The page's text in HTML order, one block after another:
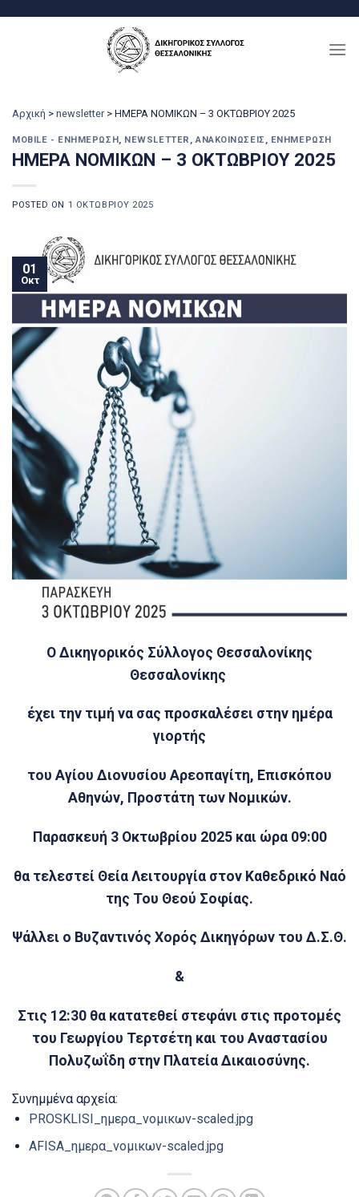
Αρχική > newsletter > ΗΜΕΡΑ ΝΟΜΙΚΩΝ – 3 ΟΚΤΩΒΡΙΟΥ 2025
MOBILE - ΕΝΗΜΈΡΩΣΗ, NEWSLETTER ,ΑΝΑΚΟΙΝΏΣΕΙΣ , ΕΝΗΜΈΡΩΣΗ
ΗΜΕΡΑ ΝΟΜΙΚΩΝ – 3 ΟΚΤΩΒΡΙΟΥ 2025
POSTED ON 1 ΟΚΤΩΒΡΊΟΥ 2025
01
Οκτ
Ο Δικηγορικός Σύλλογος Θεσσαλονίκης
Θεσσαλονίκης
έχει την τιμή να σας προσκαλέσει στην ημέρα
γιορτής
του Αγίου Διονυσίου Αρεοπαγίτη, Επισκόπου
Αθηνών, Προστάτη των Νομικών.
Παρασκευή 3 Οκτωβρίου 2025 και ώρα 09:00
θα τελεστεί Θεία Λειτουργία στον Καθεδρικό Ναό
της Του Θεού Σοφίας.
Ψάλλει ο Βυζαντινός Χορός Δικηγόρων του Δ.Σ.Θ.
&
Στις 12:30 θα κατατεθεί στεφάνι στις προτομές
του Γεωργίου Τερτσέτη και του Αναστασίου
Πολυζωΐδη στην Πλατεία Δικαιοσύνης.
Συνημμένα αρχεία:
PROSKLISI_ημερα_νομικων-scaled.jpg
AFISA_ημερα_νομικων-scaled.jpg